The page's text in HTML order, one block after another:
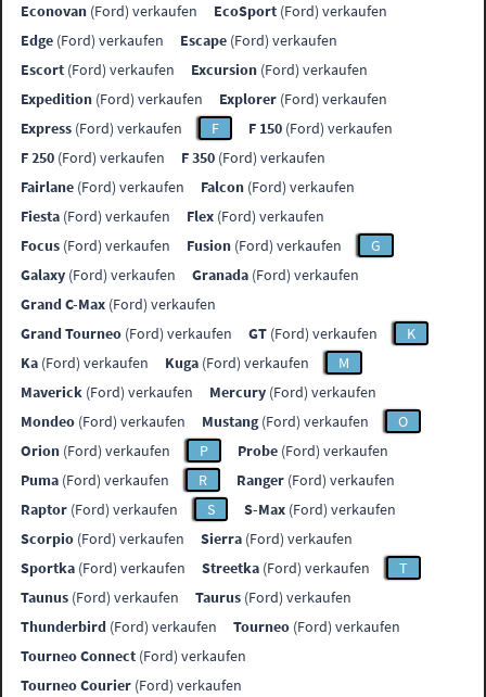
Econovan (Ford) verkaufen EcoSport (Ford) verkaufen
Edge (Ford) verkaufen Escape (Ford) verkaufen
Escort (Ford) verkaufen Excursion (Ford) verkaufen
Expedition (Ford) verkaufen Explorer (Ford) verkaufen
Express (Ford) verkaufen F F 150 (Ford) verkaufen
F 250 (Ford) verkaufen F 350 (Ford) verkaufen
Fairlane (Ford) verkaufen Falcon (Ford) verkaufen
Fiesta (Ford) verkaufen Flex (Ford) verkaufen
Focus (Ford) verkaufen Fusion (Ford) verkaufen
G
Galaxy (Ford) verkaufen Granada (Ford) verkaufen
Grand C-Max (Ford) verkaufen
Grand Tourneo (Ford) verkaufen GT (Ford) verkaufen
K
Ka (Ford) verkaufen Kuga (Ford) verkaufen
M
Maverick (Ford) verkaufen Mercury (Ford) verkaufen
Mondeo (Ford) verkaufen Mustang(Ford) verkaufen
O
Orion (Ford) verkaufen P Probe (Ford) verkaufen
Puma (Ford) verkaufen R Ranger (Ford) verkaufen
Raptor (Ford) verkaufen S S-Max (Ford) verkaufen
Scorpio (Ford) verkaufen Sierra (Ford) verkaufen
Sportka (Ford) verkaufen Streetka (Ford) verkaufen
T
Taunus (Ford) verkaufen Taurus (Ford) verkaufen
Thunderbird (Ford) verkaufen Tourneo (Ford) verkaufen
Tourneo Connect (Ford) verkaufen
Tourneo Courier (Ford) verkaufen